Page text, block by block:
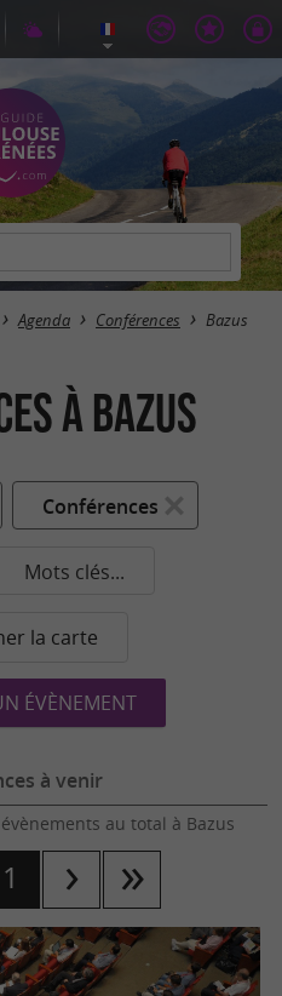
Agenda Conférences Bazus
à Bazus
Conférences
Mots clés...
la carte
ÉVÈNEMENT
à venir
au total à Bazus
1